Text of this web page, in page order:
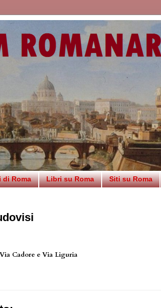
di Roma Libri su Roma Siti su Roma
Cadore e Via Liguria